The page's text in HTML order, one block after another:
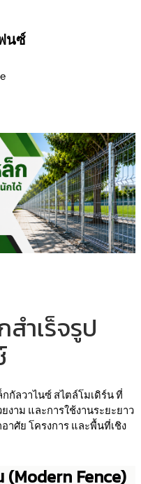
นซ์
ำเร็จรูป
กกัลวาไนซ์ สไตล์โมเดิร์น ที่
งาม และการใช้งานระยะยาว
ศัย โครงการ และพื้นที่เชิง
(Modern Fence)